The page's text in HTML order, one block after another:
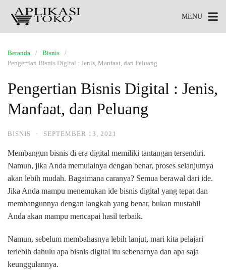
MENU
Beranda
Bisnis
Pengertian Bisnis Digital : Jenis, Manfaat, dan Peluang
Pengertian Bisnis Digital : Jenis,
Manfaat, dan Peluang
BISNIS · SEPTEMBER 13, 2021
Membangun bisnis di era digital memiliki tantangan tersendiri.
Namun, jika Anda memulainya dengan benar, proses selanjutnya
akan lebih mudah. Bagaimana caranya? Semua berawal dari ide.
Jika Anda mampu menemukan ide bisnis digital yang tepat dan
membangunnya dengan langkah yang benar, bukan mustahil
Anda akan mampu mencapai hasil terbaik.
Namun, sebelum membahasnya lebih lanjut, mari kita pelajari
terlebih dahulu apa bisnis digital itu sebenarnya dan apa saja
keunggulannya.